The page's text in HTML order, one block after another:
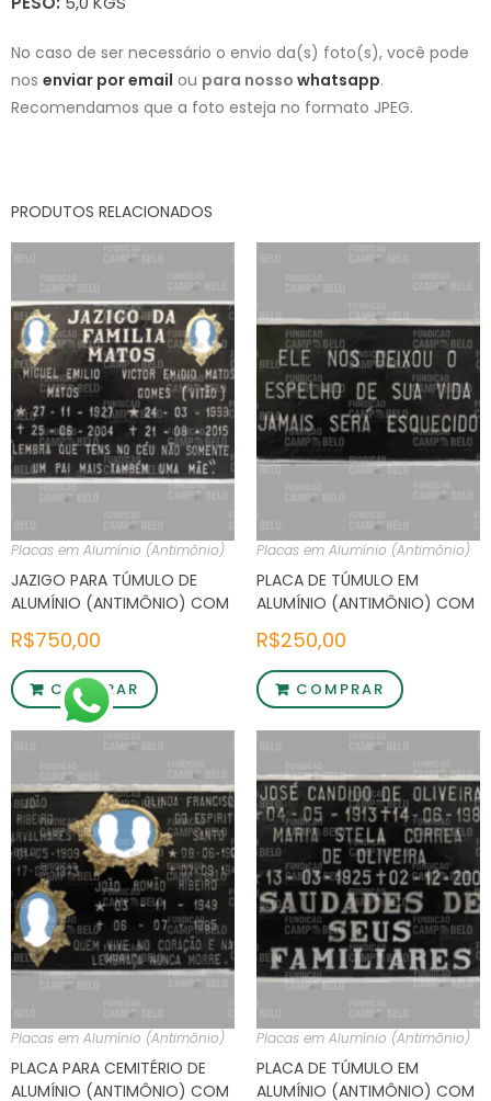
No caso de ser necessário o envio da(s) foto(s), você pode
nos enviar por email ou para nosso whatsapp.
Recomendamos que a foto esteja no formato JPEG.
PRODUTOS RELACIONADOS
Placas em Alumínio (Antimônio)
JAZIGO PARA TÚMULO DE
ALUMÍNIO (ANTIMÔNIO) COM
2 FOTOS 2 NOMES E
MENSAGEM
R$750,00
COMPRAR
Placas em Alumínio (Antimônio)
PLACA DE TÚMULO EM
ALUMÍNIO (ANTIMÔNIO) COM
MENSAGEM
R$250,00
COMPRAR
Placas em Alumínio (Antimônio)
PLACA PARA CEMITÉRIO DE
ALUMÍNIO (ANTIMÔNIO) COM
Placas em Alumínio (Antimônio)
PLACA DE TÚMULO EM
ALUMÍNIO (ANTIMÔNIO) COM